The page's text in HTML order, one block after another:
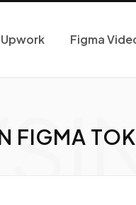
Upwork Figma
FIGMA